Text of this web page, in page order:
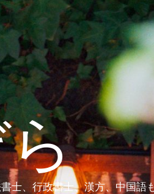
士、行政書士、漢方、中国語